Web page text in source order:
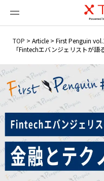
TOP > Article > First Penguin
「Fintechエバンジェリストが